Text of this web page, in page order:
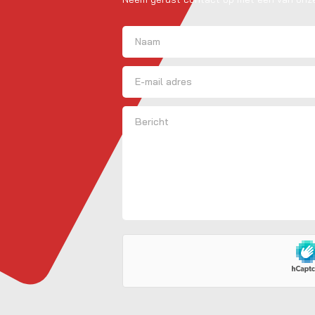
Naam
Voornaam
E-mailadres
Bericht